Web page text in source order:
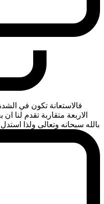
فالاستعانة تكون في
الاربعة متقاربة تقدم لنا
بالله سبحانه وتعالى ولذا